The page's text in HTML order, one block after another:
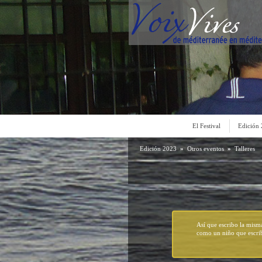
El Festival Edición
Edición 2023 » Otros eventos » Talleres
Así que escribo la
como un niño que